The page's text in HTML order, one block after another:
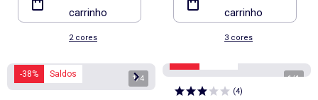
carrinho
2 cores
carrinho
3 cores
-38% Saldos 1/4 1/1
(4)